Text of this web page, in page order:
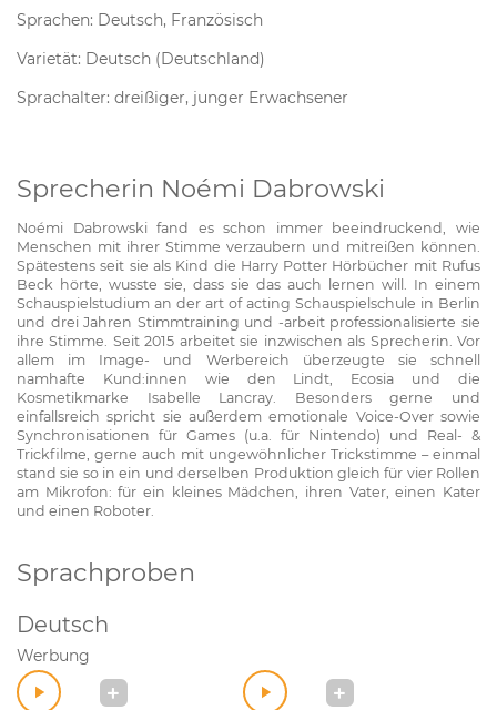
Sprachen: Deutsch, Französisch
Varietät: Deutsch (Deutschland)
Sprachalter: dreißiger, junger Erwachsener
Sprecherin Noémi Dabrowski
Noémi Dabrowski fand es schon immer beeindruckend, wie
Menschen mit ihrer Stimme verzaubern und mitreißen können.
Spätestens seit sie als Kind die Harry Potter Hörbücher mit Rufus
Beck hörte, wusste sie, dass sie das auch lernen will. In einem
Schauspielstudium an der art of acting Schauspielschule in Berlin
und drei Jahren Stimmtraining und -arbeit professionalisierte sie
ihre Stimme. Seit 2015 arbeitet sie inzwischen als Sprecherin. Vor
allem im Image- und Werbereich überzeugte sie schnell
namhafte Kund:innen wie den Lindt, Ecosia und die
Kosmetikmarke Isabelle Lancray. Besonders gerne und
einfallsreich spricht sie außerdem emotionale Voice-Over sowie
Synchronisationen für Games (u.a. für Nintendo) und Real- &
Trickfilme, gerne auch mit ungewöhnlicher Trickstimme – einmal
stand sie so in ein und derselben Produktion gleich für vier Rollen
am Mikrofon: für ein kleines Mädchen, ihren Vater, einen Kater
und einen Roboter.
Sprachproben
Deutsch
Werbung